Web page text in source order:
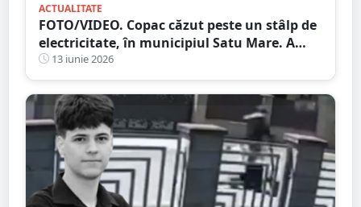
ACTUALITATE
FOTO/VIDEO. Copac căzut peste un stâlp de
electricitate, în municipiul Satu Mare. A
fost avariată și o mașină
13 iunie 2026